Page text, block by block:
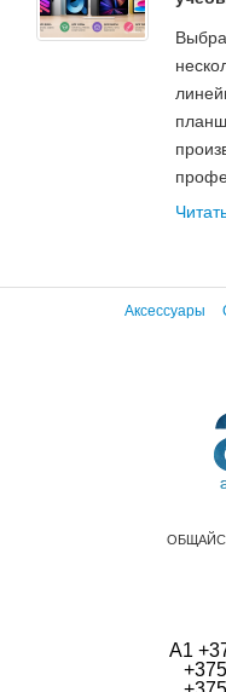
Аксессуары
А1